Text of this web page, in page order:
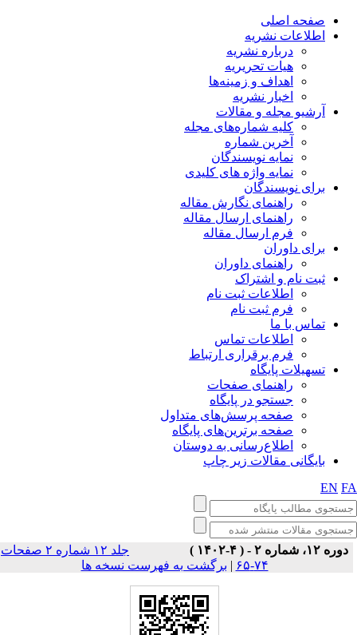
صفحه اصلی
اطلاعات نشریه
درباره نشریه
هیات تحریریه
اهداف و زمینه‌ها
اخبار نشریه
آرشیو مجله و مقالات
کلیه شماره‌های مجله
آخرین شماره
نمایه نویسندگان
نمایه واژه های کلیدی
برای نویسندگان
راهنمای نگارش مقاله
راهنمای ارسال مقاله
فرم ارسال مقاله
برای داوران
راهنمای داوران
ثبت نام و اشتراک
اطلاعات ثبت نام
فرم ثبت نام
تماس با ما
اطلاعات تماس
فرم برقراری ارتباط
تسهیلات پایگاه
راهنمای صفحات
جستجو در پایگاه
صفحه پرسش‌های متداول
صفحه برترین‌های پایگاه
اطلاع‌رسانی به دوستان
بایگانی مقالات زیر چاپ
EN
دوره ۱۲، شماره ۲ - ( ۴-۱۴۰۲ )
جلد ۱۲ شماره ۲ صفحات
۷۴-۶۵
| برگشت به فهرست نسخه ها